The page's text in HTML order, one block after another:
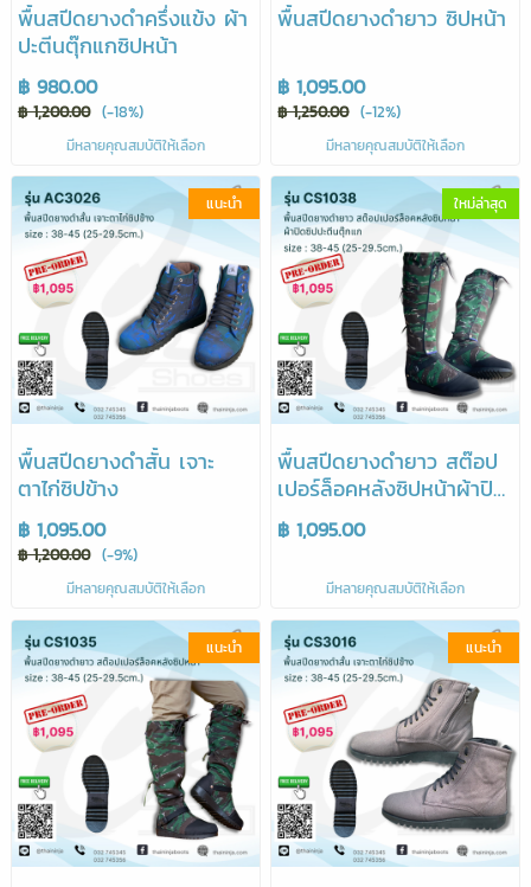
พื้นสปีดยางดำครึ่งแข้ง ผ้า
ปะตีนตุ๊กแกซิปหน้า
฿ 980.00
฿ 1,200.00 (-18%)
มีหลายคุณสมบัติให้เลือก
พื้นสปีดยางดำยาว ซิปหน้า
฿ 1,095.00
฿ 1,250.00 (-12%)
มีหลายคุณสมบัติให้เลือก
แนะนำ
พื้นสปีดยางดำสั้น เจาะ
ตาไก่ซิปข้าง
฿ 1,095.00
฿ 1,200.00 (-9%)
มีหลายคุณสมบัติให้เลือก
ใหม่ล่าสุด
พื้นสปีดยางดำยาว สต๊อป
เปอร์ล็อคหลังซิปหน้าผ้าปิด
ซิปปะตีนตุ๊กแก
฿ 1,095.00
มีหลายคุณสมบัติให้เลือก
แนะนำ แนะนำ